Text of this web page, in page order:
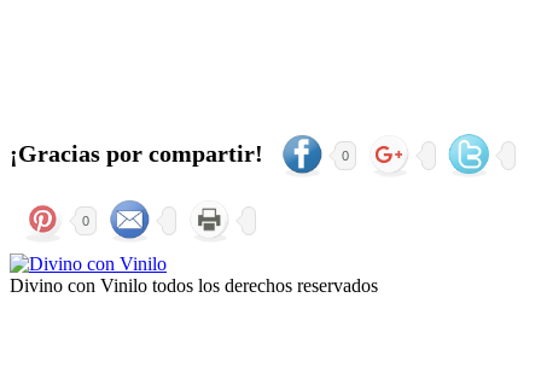
¡Gracias por compartir! 0
0
Divino con Vinilo todos los derechos reservados